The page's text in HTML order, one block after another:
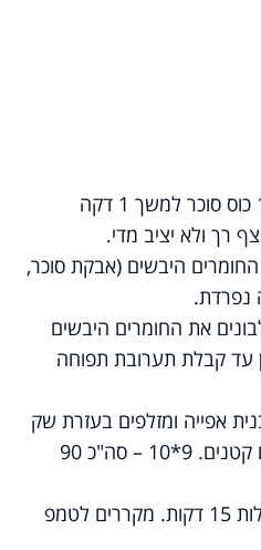
1. מקציפים חלבונים עם 1/3 כוס סוכר למשך 1 דקה
רך ולא יציב מדי.
היבשים (אבקת סוכר,
נפרדת.
את החומרים היבשים
עד קבלת תערובת תפוחה
אפייה ומזלפים בעזרת שק
זילוף את התערובת, לעיגולים קטנים. 9*10 – סה"כ 90
5. אופים בטמפ של 160 מעלות 15 דקות. מקררים לטמפ